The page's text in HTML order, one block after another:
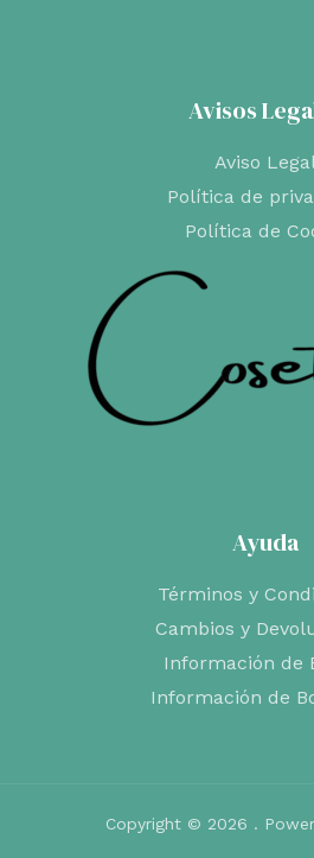
Avisos
Aviso Legal
Política de
Política de
Ayuda
Términos y
Cambios y
Información de
Información de
Copyright © 2026 .